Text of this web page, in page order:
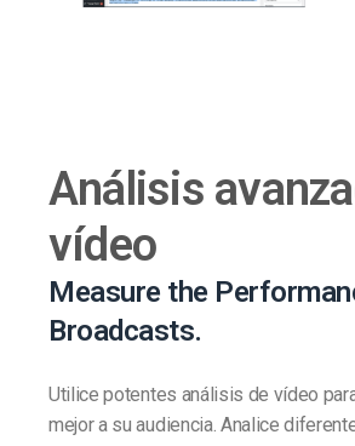
Análisis
vídeo
Measure the
Broadcasts.
Utilice potentes análisis de vídeo
mejor a su audiencia. Analice